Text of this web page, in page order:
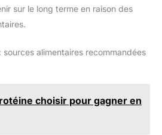
sur le long terme en raison des
sources alimentaires recommandées
choisir pour gagner en